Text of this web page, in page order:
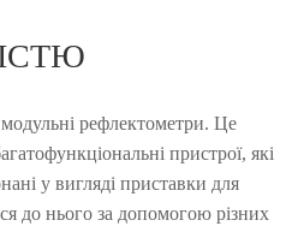
рефлектометри. Це
пристрої, які
у вигляді приставки для
до нього за допомогою різних